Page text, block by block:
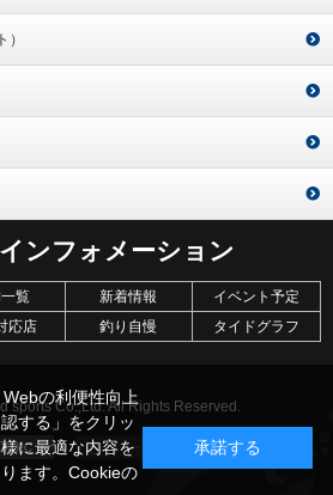
ンフォメーション
覧 新着情報
イベント予定
応店 釣り自慢
タイドグラフ
sports Co.,Ltd. All Rights Reserved.
の利便性向上
する」をクリッ
に最適な内容を
ます。Cookieの
承諾する